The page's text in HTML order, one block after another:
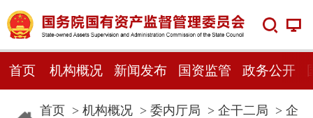
首页 机构概况 新闻发布 国资监管 政务公开
首页> 机构概况> 委内厅局 > 企干二局 > 企